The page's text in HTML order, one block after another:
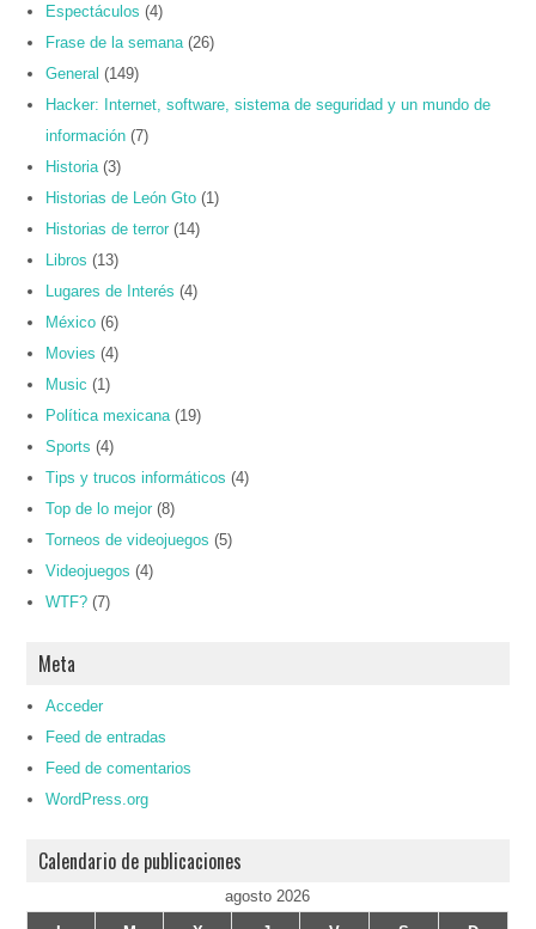
Espectáculos (4)
Frase de la semana (26)
General (149)
Hacker: Internet, software, sistema de seguridad y un mundo de
información (7)
Historia (3)
Historias de León Gto (1)
Historias de terror (14)
Libros (13)
Lugares de Interés (4)
México (6)
Movies (4)
Music (1)
Política mexicana (19)
Sports (4)
Tips y trucos informáticos (4)
Top de lo mejor (8)
Torneos de videojuegos (5)
Videojuegos (4)
WTF? (7)
Meta
Acceder
Feed de entradas
Feed de comentarios
WordPress.org
Calendario de publicaciones
agosto 2026